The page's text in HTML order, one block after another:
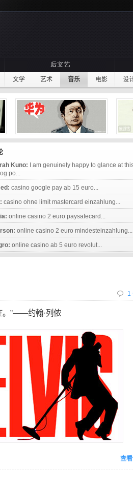
文学 艺术 音乐 电影 设
Kuno:
I am genuinely happy to glance at
po...
casino google pay ab 15 euro...
casino ohne limit mastercard einzahlung...
online casino 2 euro paysafecard...
online casino 2 euro mindesteinzahlung...
online casino ab 5 euro revolut...
1
。”——约翰·列侬
查